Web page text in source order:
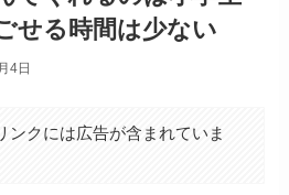
せる時間は少ない
4日
ンクには広告が含まれていま